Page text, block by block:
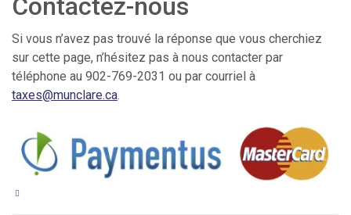
Contactez-nous
Si vous n’avez pas trouvé la réponse que vous cherchiez
sur cette page, n’hésitez pas à nous contacter par
téléphone au 902-769-2031 ou par courriel à
taxes@munclare.ca.